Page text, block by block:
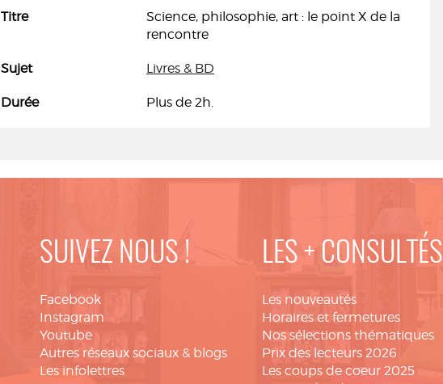
Titre
Science, philosophie, art : le point X de la
rencontre
Sujet Livres & BD
Durée Plus de 2h.
SUIVEZ NOUS !
Facebook
Instagram
Youtube
Autres réseaux sociaux & blogs
Les infolettres
LES + CONSULTÉS
Les nouveautés
Horaires et fermetures
Nos sélections thématiques
Prix des lecteurs 2026
Les coups de coeur 2025